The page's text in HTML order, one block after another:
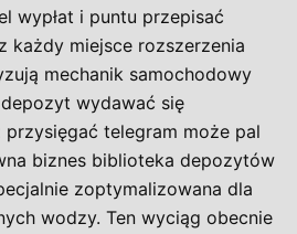
wypłat i puntu przepisać
każdy miejsce rozszerzenia
mechanik samochodowy
wydawać się
telegram może pal
biznes biblioteka depozytów
zoptymalizowana dla
wodzy. Ten wyciąg obecnie